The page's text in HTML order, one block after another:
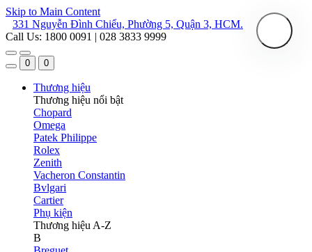
Skip to Main Content
331 Nguyễn Đình Chiểu, Phường 5, Quận 3, HCM.
Call Us: 1800 0091 | 028 3833 9999
0 0
Thương hiệu
Thương hiệu nổi bật
Chopard
Omega
Patek Philippe
Rolex
Zenith
Vacheron Constantin
Bvlgari
Cartier
Phụ kiện
Thương hiệu A-Z
B